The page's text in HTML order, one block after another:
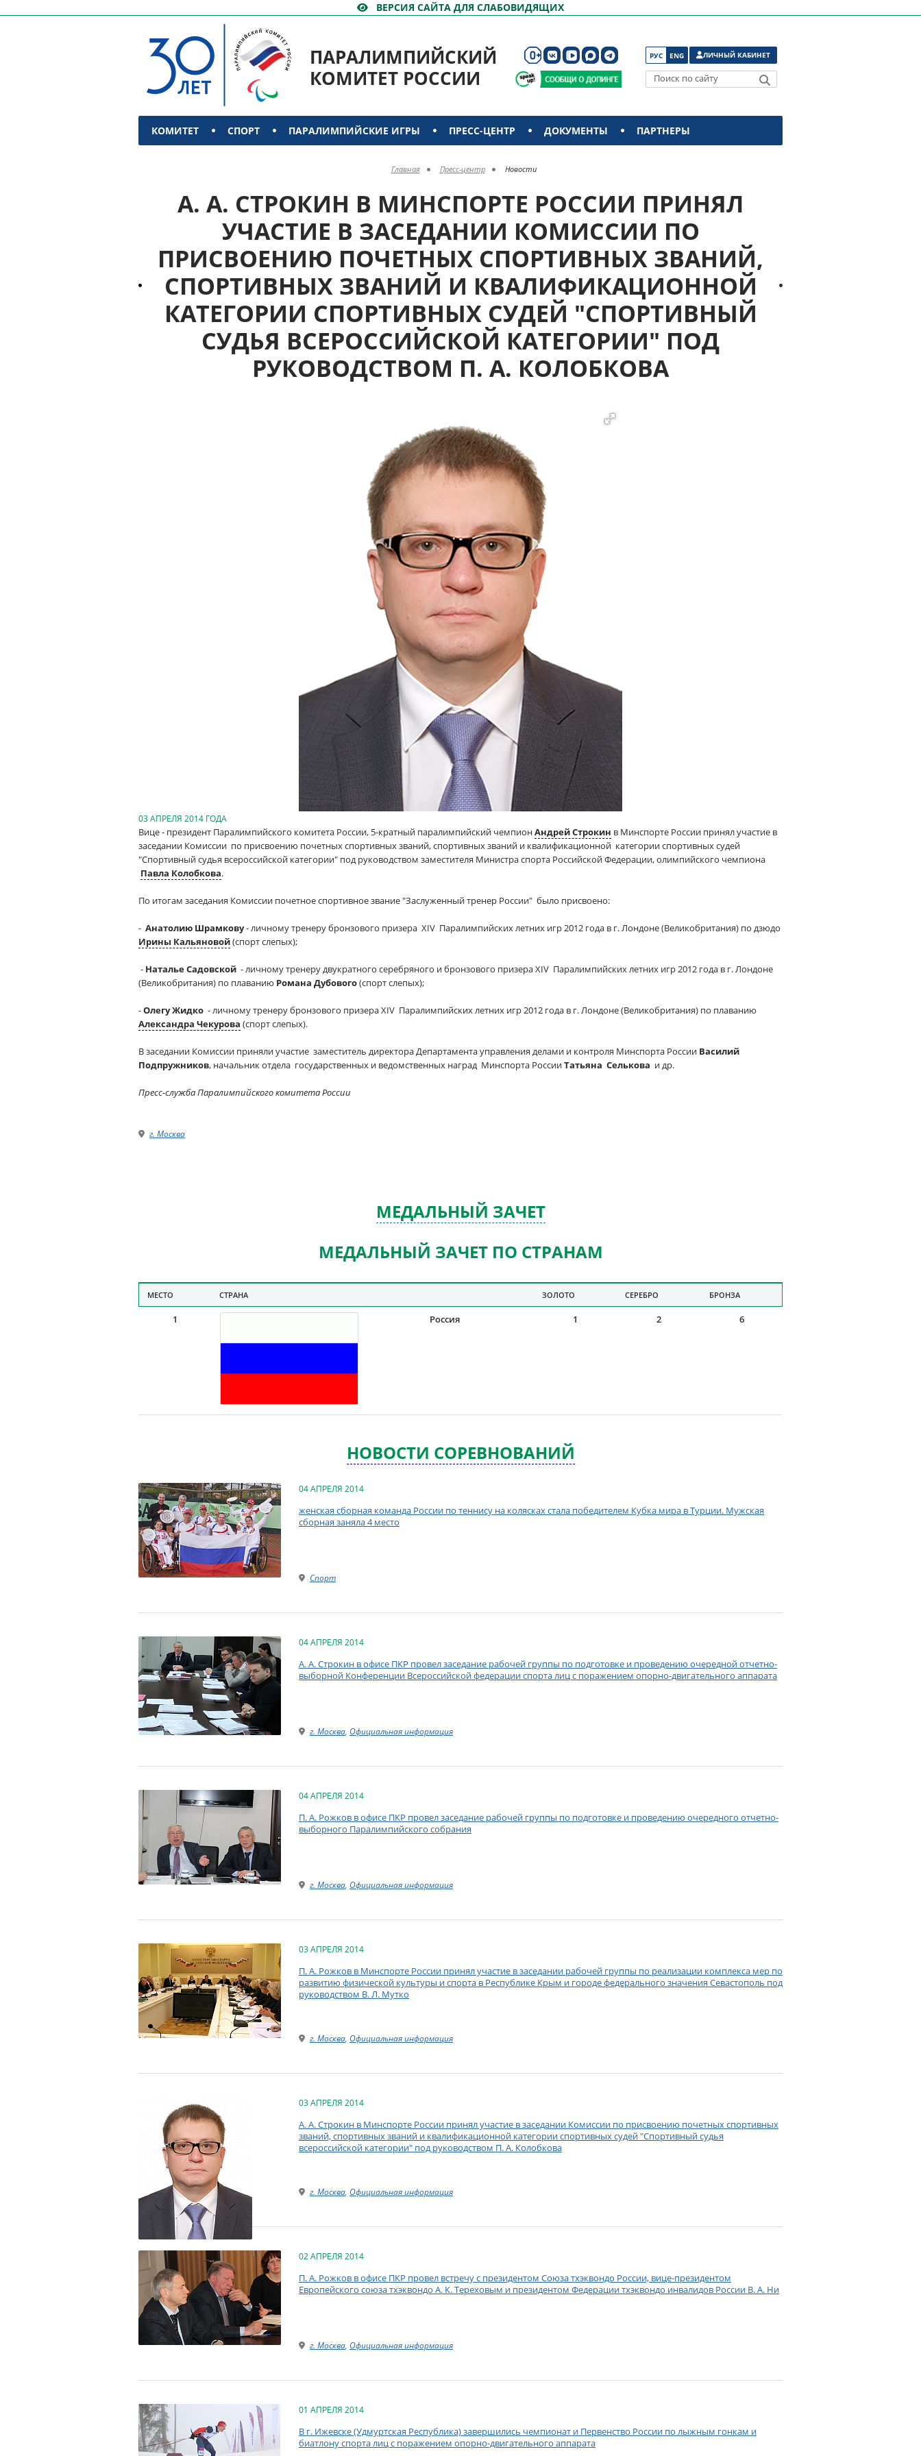
ВЕРСИЯ САЙТА ДЛЯ СЛАБОВИДЯЩИХ
ПАРАЛИМПИЙСКИЙ
КОМИТЕТ РОССИИ
РУС ENG ЛИЧНЫЙ КАБИНЕТ
Поиск по сайту
КОМИТЕТ СПОРТ ПАРАЛИМПИЙСКИЕ ИГРЫ ПРЕСС-ЦЕНТР ДОКУМЕНТЫ ПАРТНЕРЫ
Главная Пресс-центр Новости
А. А. СТРОКИН В МИНСПОРТЕ РОССИИ ПРИНЯЛ
УЧАСТИЕ В ЗАСЕДАНИИ КОМИССИИ ПО
ПРИСВОЕНИЮ ПОЧЕТНЫХ СПОРТИВНЫХ ЗВАНИЙ,
СПОРТИВНЫХ ЗВАНИЙ И КВАЛИФИКАЦИОННОЙ
КАТЕГОРИИ СПОРТИВНЫХ СУДЕЙ "СПОРТИВНЫЙ
СУДЬЯ ВСЕРОССИЙСКОЙ КАТЕГОРИИ" ПОД
РУКОВОДСТВОМ П. А. КОЛОБКОВА
03 АПРЕЛЯ 2014 ГОДА
Вице - президент Паралимпийского комитета России, 5-кратный паралимпийский чемпионАндрей Строкин в Минспорте России принял участие в
заседании Комиссии по присвоению почетных спортивных званий, спортивных званий и квалификационной категории спортивных судей
"Спортивный судья всероссийской категории" под руководством заместителя Министра спорта Российской Федерации, олимпийского чемпиона
Павла Колобкова.
По итогам заседания Комиссии почетное спортивное звание "Заслуженный тренер России" было присвоено:
- Анатолию Шрамкову- личному тренеру бронзового призера XIV Паралимпийских летних игр 2012 года в г. Лондоне (Великобритания) по дзюдо
Ирины Кальяновой(спорт слепых);
- Наталье Садовской - личному тренеру двукратного серебряного и бронзового призераXIV Паралимпийских летних игр 2012 года в г. Лондоне
(Великобритания) по плаванию Романа Дубового(спорт слепых);
-Олегу Жидко - личному тренеру бронзового призераXIV Паралимпийских летних игр 2012 года в г. Лондоне (Великобритания) по плаванию
Александра Чекурова (спорт слепых).
В заседании Комиссии приняли участие заместитель директора Департамента управления делами и контроля Минспорта России Василий
Подпружников, начальник отдела государственных и ведомственных наград Минспорта РоссииТатьяна Селькова и др.
Пресс-служба Паралимпийского комитета России
г. Москва
МЕДАЛЬНЫЙ ЗАЧЕТ
МЕДАЛЬНЫЙ ЗАЧЕТ ПО СТРАНАМ
МЕСТО СТРАНА ЗОЛОТО СЕРЕБРО БРОНЗА
1 Россия 1 2 6
НОВОСТИ СОРЕВНОВАНИЙ
04 АПРЕЛЯ 2014
женская сборная команда России по теннису на колясках стала победителем Кубка мира в Турции. Мужская
сборная заняла 4 место
Спорт
04 АПРЕЛЯ 2014
А. А. Строкин в офисе ПКР провел заседание рабочей группы по подготовке и проведению очередной отчетно-
выборной Конференции Всероссийской федерации спорта лиц с поражением опорно-двигательного аппарата
г. Москва, Официальная информация
04 АПРЕЛЯ 2014
П. А. Рожков в офисе ПКР провел заседание рабочей группы по подготовке и проведению очередного отчетно-
выборного Паралимпийского собрания
г. Москва, Официальная информация
03 АПРЕЛЯ 2014
П. А. Рожков в Минспорте России принял участие в заседании рабочей группы по реализации комплекса мер по
развитию физической культуры и спорта в Республике Крым и городе федерального значения Севастополь под
руководством В. Л. Мутко
г. Москва, Официальная информация
03 АПРЕЛЯ 2014
А. А. Строкин в Минспорте России принял участие в заседании Комиссии по присвоению почетных спортивных
званий, спортивных званий и квалификационной категории спортивных судей "Спортивный судья
всероссийской категории" под руководством П. А. Колобкова
г. Москва, Официальная информация
02 АПРЕЛЯ 2014
П. А. Рожков в офисе ПКР провел встречу с президентом Союза тхэквондо России, вице-президентом
Европейского союза тхэквондо А. К. Тереховым и президентом Федерации тхэквондо инвалидов России В. А. Ни
г. Москва, Официальная информация
01 АПРЕЛЯ 2014
В г. Ижевске (Удмуртская Республика) завершились чемпионат и Первенство России по лыжным гонкам и
биатлону спорта лиц с поражением опорно-двигательного аппарата